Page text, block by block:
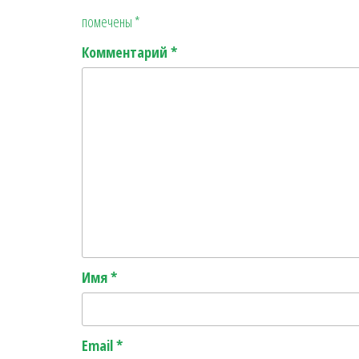
помечены *
Комментарий *
Имя*
Email*